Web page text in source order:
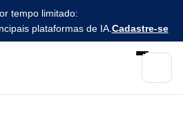
tempo limitado:
plataformas de IA. Cadastre-se